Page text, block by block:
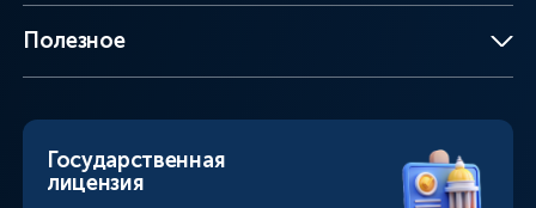
Полезное
Государственная
лицензия